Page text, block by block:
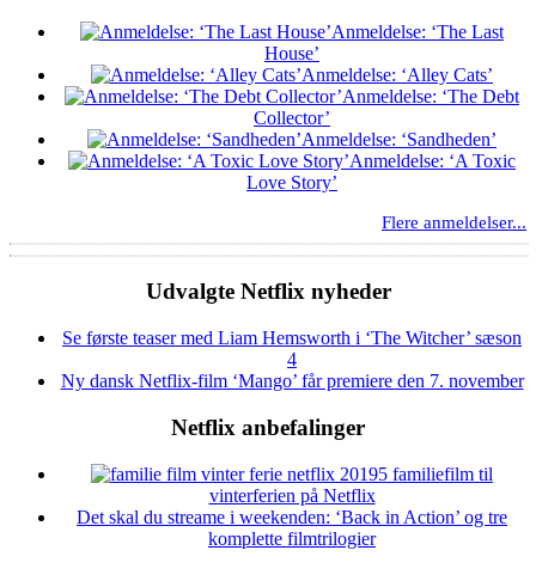
Anmeldelse: ‘The Last
House’
Anmeldelse: ‘Alley Cats’
Anmeldelse: ‘The Debt
Collector’
Anmeldelse: ‘Sandheden’
Anmeldelse: ‘A Toxic
Love Story’
Flere anmeldelser...
Udvalgte Netflix nyheder
Se første teaser med Liam Hemsworth i ‘The Witcher’ sæson
4
Ny dansk Netflix-film ‘Mango’ får premiere den 7. november
Netflix anbefalinger
5 familiefilm til
vinterferien på Netflix
Det skal du streame i weekenden: ‘Back in Action’ og tre
komplette filmtrilogier